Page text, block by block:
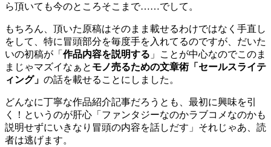
ら頂いても今のところそこまで……でして。
もちろん、頂いた原稿はそのまま載せるわけではなく手直し
をして、特に冒頭部分を毎度手を入れてるのですが、だいた
いの初稿が「 作品内容を説明する 」ことが中心なのでこのま
まじゃマズイなぁと モノ売るための文章術「セールスライテ
ィング」 の話を載せることにしました。
どんなに丁寧な作品紹介記事だろうとも、最初に興味を引
く！というのが肝心「ファンタジーなのかラブコメなのかも
説明せずにいきなり冒頭の内容を話しだす」それじゃあ、読
者は逃げます。